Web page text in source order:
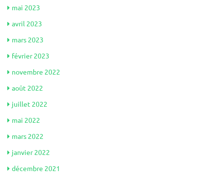
mai 2023
avril 2023
mars 2023
février 2023
novembre 2022
août 2022
juillet 2022
mai 2022
mars 2022
janvier 2022
décembre 2021